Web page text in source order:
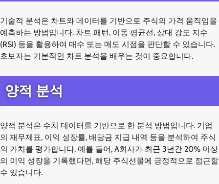
기술적 분석은 차트와 데이터를 기반으로 주식의 가격 움직임을
예측하는 방법입니다. 차트 패턴, 이동 평균선, 상대 강도 지수
(RSI) 등을 활용하여 매수 또는 매도 시점을 판단할 수 있습니다.
초보자는 기본적인 차트 분석을 배우는 것이 중요합니다.
양적 분석
양적 분석은 수치 데이터를 기반으로 한 분석 방법입니다. 기업
의 재무제표, 이익 성장률, 배당금 지급 내역 등을 분석하여 주식
의 가치를 평가합니다. 예를 들어, A회사가 최근 3년간 20% 이상
의 이익 성장을 기록했다면, 해당 주식선물에 긍정적으로 접근할
수 있습니다.